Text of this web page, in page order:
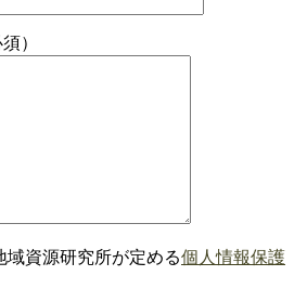
）
資源研究所が定める個人情報保護